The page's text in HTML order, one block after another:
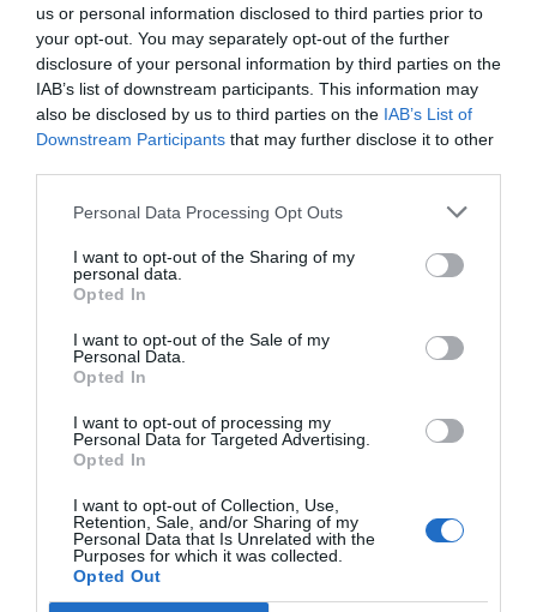
us or personal information disclosed to third parties prior to
your opt-out. You may separately opt-out of the further
disclosure of your personal information by third parties on the
IAB’s list of downstream participants. This information may
also be disclosed by us to third parties on the IAB’s List of
Downstream Participants that may further disclose it to other
Personal Data Processing Opt Outs
I want to opt-out of the Sharing of my
personal data.
Opted In
I want to opt-out of the Sale of my
Personal Data.
Opted In
I want to opt-out of processing my
Personal Data for Targeted Advertising.
Opted In
I want to opt-out of Collection, Use,
Retention, Sale, and/or Sharing of my
Personal Data that Is Unrelated with the
Purposes for which it was collected.
Opted Out
compra diferente a la clásica. Además, reflexionamos
sobre el papel social del farmacéutico con proyectos
como el de laObra Social del Hospital San Juan de
Dios de Zaragoza, donde se trabaja en la atención a
pacientes en situación de pobreza farmacéutica.
Añadir El Farmacéuticocomo fuente preferida
de Google de forma gratuita
Mantente informado con las últimas noticias de actualidad.
editorial fotoprotección
Farmacia comunitaria prevención
consejos farmacéuticos farmacias rurales